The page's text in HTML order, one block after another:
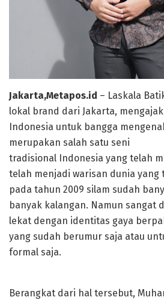
Jakarta,Metapos.id – Laskala
lokal brand dari Jakarta,
Indonesia untuk bangga
merupakan salah satu seni
tradisional Indonesia yang telah
telah menjadi warisan dunia yang
pada tahun 2009 silam sudah
banyak kalangan. Namun sangat
lekat dengan identitas gaya
yang sudah berumur saja atau
formal saja.
Berangkat dari hal tersebut,